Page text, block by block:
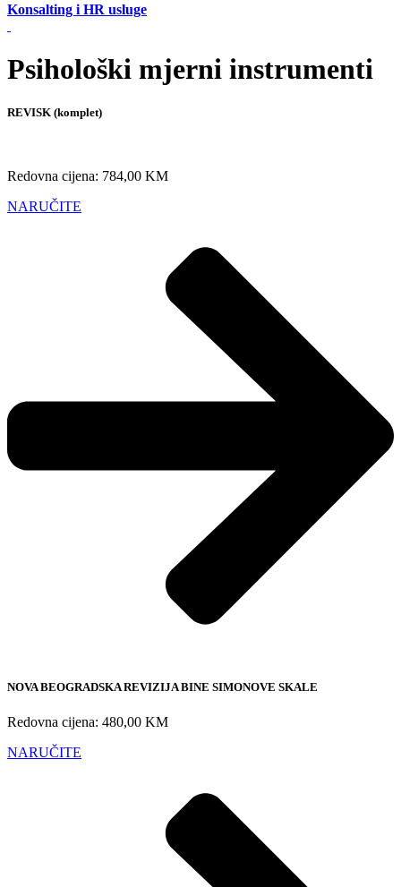
Konsalting i HR usluge
Psihološki mjerni instrumenti
REVISK (komplet)
Redovna cijena: 784,00 KM
NARUČITE
NOVA BEOGRADSKA REVIZIJA BINE SIMONOVE SKALE
Redovna cijena: 480,00 KM
NARUČITE